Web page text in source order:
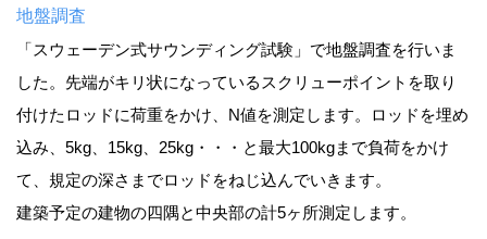
地盤調査
「スウェーデン式サウンディング試験」で地盤調査を行いま
した。先端がキリ状になっているスクリューポイントを取り
付けたロッドに荷重をかけ、N値を測定します。ロッドを埋め
込み、5kg、15kg、25kg・・・と最大100kgまで負荷をかけ
て、規定の深さまでロッドをねじ込んでいきます。
建築予定の建物の四隅と中央部の計5ヶ所測定します。